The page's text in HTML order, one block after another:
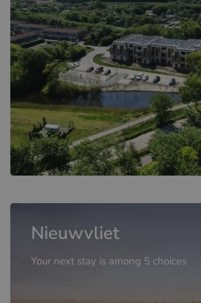
Nieuwvliet
Your next stay is among 5 choices